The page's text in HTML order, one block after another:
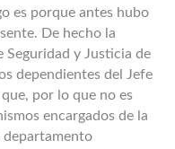
es porque antes hubo
De hecho la
Seguridad y Justicia de
dependientes del Jefe
por lo que no es
encargados de la